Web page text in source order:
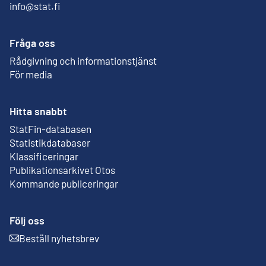
info@stat.fi
Fråga oss
Rådgivning och informationstjänst
För media
Hitta snabbt
StatFin-databasen
Extern länk
Statistikdatabaser
Klassificeringar
Publikationsarkivet Otos
Extern länk
Kommande publiceringar
Följ oss
Beställ nyhetsbrev
Extern länk